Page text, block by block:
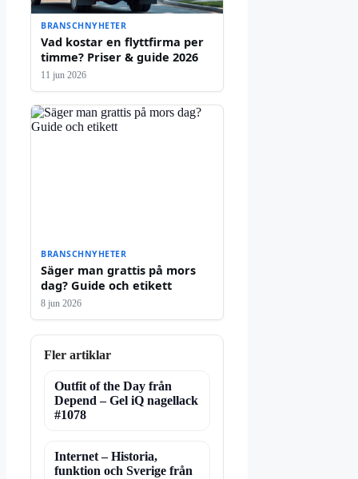
BRANSCHNYHETER
Vad kostar en flyttfirma per
timme? Priser & guide 2026
11 jun 2026
BRANSCHNYHETER
Säger man grattis på mors
dag? Guide och etikett
8 jun 2026
Fler artiklar
Outfit of the Day från
Depend – Gel iQ nagellack
#1078
Internet – Historia,
funktion och Sverige från